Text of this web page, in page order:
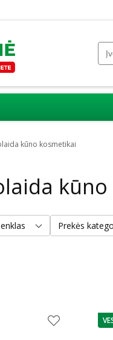
kūno kosmetikai
Prekės